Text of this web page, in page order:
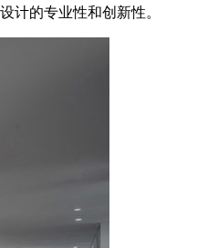
计的专业性和创新性。